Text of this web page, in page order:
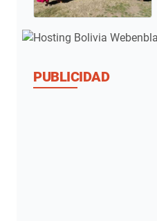
PUBLICIDAD